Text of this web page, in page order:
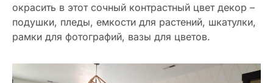
окрасить в этот сочный контрастный цвет декор –
подушки, пледы, емкости для растений, шкатулки,
рамки для фотографий, вазы для цветов.